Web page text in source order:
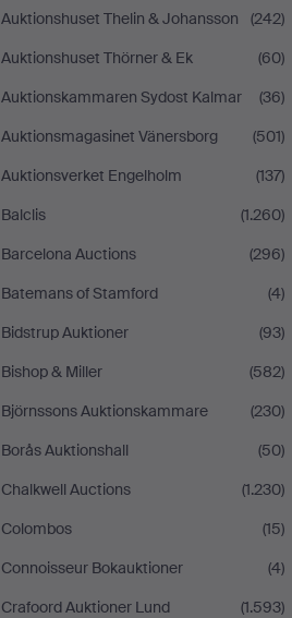
Auktionshuset Thelin & Johansson
(242)
Auktionshuset Thörner & Ek
(60)
Auktionskammaren Sydost Kalmar
(36)
Auktionsmagasinet Vänersborg
(501)
Auktionsverket Engelholm
(137)
Balclis
(1.260)
Barcelona Auctions
(296)
Batemans of Stamford
(4)
Bidstrup Auktioner
(93)
Bishop & Miller
(582)
Björnssons Auktionskammare
(230)
Borås Auktionshall
(50)
Chalkwell Auctions
(1.230)
Colombos
(15)
Connoisseur Bokauktioner
(4)
Crafoord Auktioner Lund
(1.593)